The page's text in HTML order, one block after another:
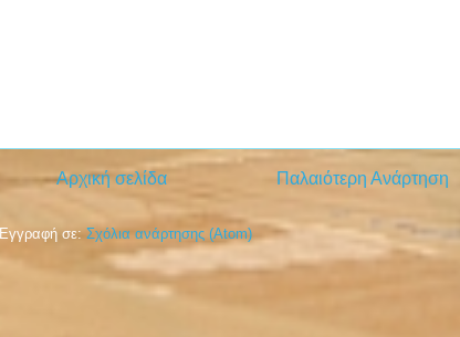
Παλαιότερη Ανάρτηση
Αρχική σελίδα
Εγγραφή σε: Σχόλια ανάρτησης (Atom)